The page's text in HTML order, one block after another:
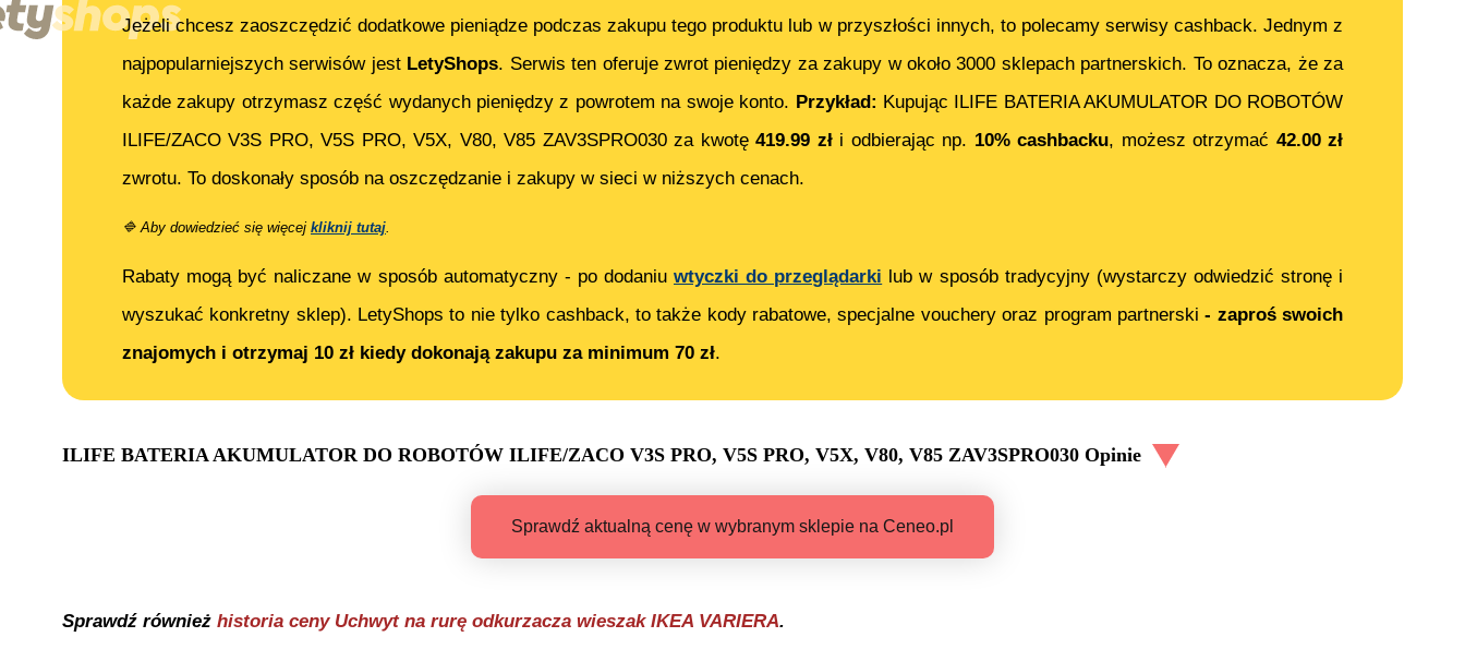
Jeżeli chcesz zaoszczędzić dodatkowe pieniądze podczas zakupu tego produktu lub w przyszłości innych, to polecamy serwisy cashback. Jednym z
najpopularniejszych serwisów jest LetyShops. Serwis ten oferuje zwrot pieniędzy za zakupy w około 3000 sklepach partnerskich. To oznacza, że za
każde zakupy otrzymasz część wydanych pieniędzy z powrotem na swoje konto. Przykład: Kupując ILIFE BATERIA AKUMULATOR DO ROBOTÓW
ILIFE/ZACO V3S PRO, V5S PRO, V5X, V80, V85 ZAV3SPRO030za kwotę419.99 złi odbierając np. 10% cashbacku, możesz otrzymać 42.00zł
zwrotu. To doskonały sposób na oszczędzanie i zakupy w sieci w niższych cenach.
🔷 Aby dowiedzieć się więcej kliknij tutaj.
Rabaty mogą być naliczane w sposób automatyczny - po dodaniu wtyczki do przeglądarki lub w sposób tradycyjny (wystarczy odwiedzić stronę i
wyszukać konkretny sklep). LetyShops to nie tylko cashback, to także kody rabatowe, specjalne vouchery oraz program partnerski- zaproś swoich
znajomych i otrzymaj 10 zł kiedy dokonają zakupu za minimum 70 zł.
ILIFE BATERIA AKUMULATOR DO ROBOTÓW ILIFE/ZACO V3S PRO, V5S PRO, V5X, V80, V85 ZAV3SPRO030 Opinie
Sprawdź aktualną cenę w wybranym sklepie na Ceneo.pl
Sprawdź również historia ceny Uchwyt na rurę odkurzacza wieszak IKEA VARIERA.